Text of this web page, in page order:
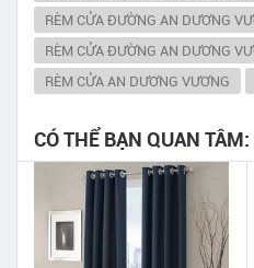
RÈM CỬA ĐƯỜNG AN DƯƠNG
RÈM CỬA ĐƯỜNG AN DƯƠNG
RÈM CỬA AN DƯƠNG VƯƠNG
CÓ THỂ BẠN QUAN TÂM: